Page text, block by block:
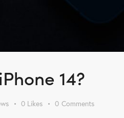
14?
0 Likes 0 Comments